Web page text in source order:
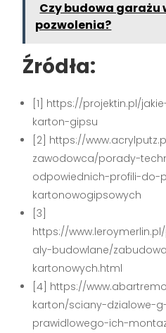
Czy budowa garażu
pozwolenia?
Źródła:
[1] https://projektin.pl/
karton-gipsu
[2] https://
zawodowca/porady-
odpowiednich-profili-do-
kartonowogipsowych
[3]
https://
aly-budowlane/
kartonowych.html
[4] https://
karton/sciany-dzialowe-
prawidlowego-ich-